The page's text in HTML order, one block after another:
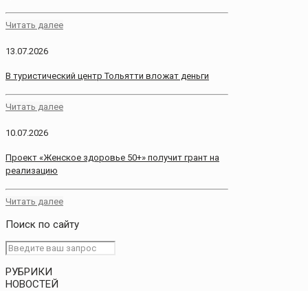
Читать далее
13.07.2026
В туристический центр Тольятти вложат деньги
Читать далее
10.07.2026
Проект «Женское здоровье 50+» получит грант на
реализацию
Читать далее
Поиск по сайту
РУБРИКИ
НОВОСТЕЙ